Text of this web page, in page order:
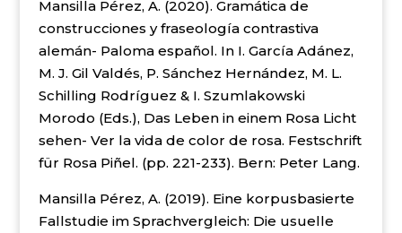
Mansilla Pérez, A. (2020). Gramática de
construcciones y fraseología contrastiva
alemán- Paloma español. In I. García Adánez,
M. J. Gil Valdés, P. Sánchez Hernández, M. L.
Schilling Rodríguez & I. Szumlakowski
Morodo (Eds.), Das Leben in einem Rosa Licht
sehen- Ver la vida de color de rosa. Festschrift
für Rosa Piñel. (pp. 221-233). Bern: Peter Lang.
Mansilla Pérez, A. (2019). Eine korpusbasierte
Fallstudie im Sprachvergleich: Die usuelle